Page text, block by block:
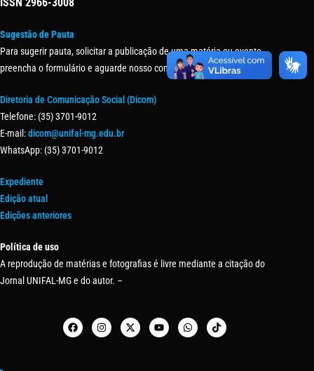
Sugestão de Pauta
Para sugerir pauta, solicitar a publicação de uma matéria ou evento,
preencha o formulário e aguarde nosso contato.
Diretoria de Comunicação Social (Dicom)
Telefone: (35) 3701-9012
E-mail:dicom@unifal-mg.edu.br
WhatsApp: (35) 3701-9012
Expediente
Edição atual
Edições anteriores
Política de uso
A reprodução de matérias e fotografias é livre mediante a citação do
Jornal UNIFAL-MG e do autor. –